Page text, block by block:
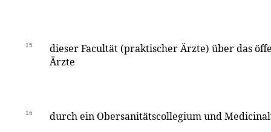
15
dieser Facultät (praktischer Ärzte) über das
Ärzte
16 durch ein Obersanitätscollegium und